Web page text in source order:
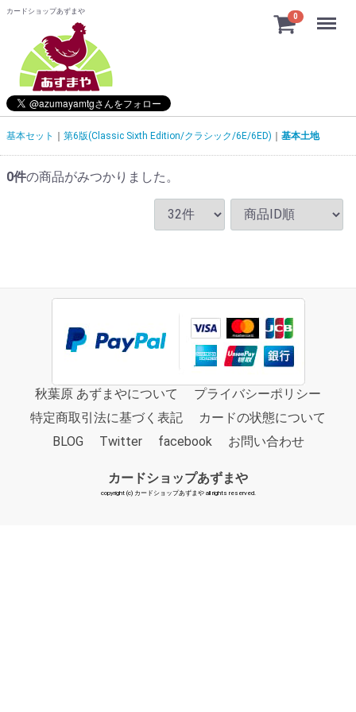
カードショップあずまや
0 Menu
基本セット 第6版(Classic Sixth Edition/クラシック/6E/6ED) 基本土地
0件の商品がみつかりました。
秋葉原 あずまやについて
プライバシーポリシー
特定商取引法に基づく表記
カードの状態について
BLOG
Twitter facebook お問い合わせ
カードショップあずまや
copyright (c) カードショップあずまや all rights reserved.